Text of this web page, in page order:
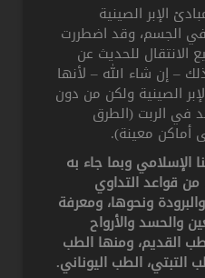
الصينية
وقد اضطررت
للحديث عن
شاء الله – لأنها
ولكن من دون
الربت (الطرق
معينة).
وبما جاء به
التداوي
ونحوها، ومعرفة
والأرواح
ومنها الطب
الطب اليوناني.